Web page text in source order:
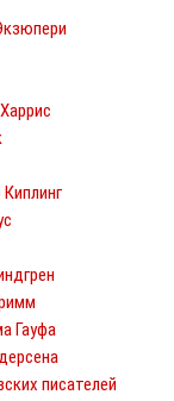
Гауфа
писателей